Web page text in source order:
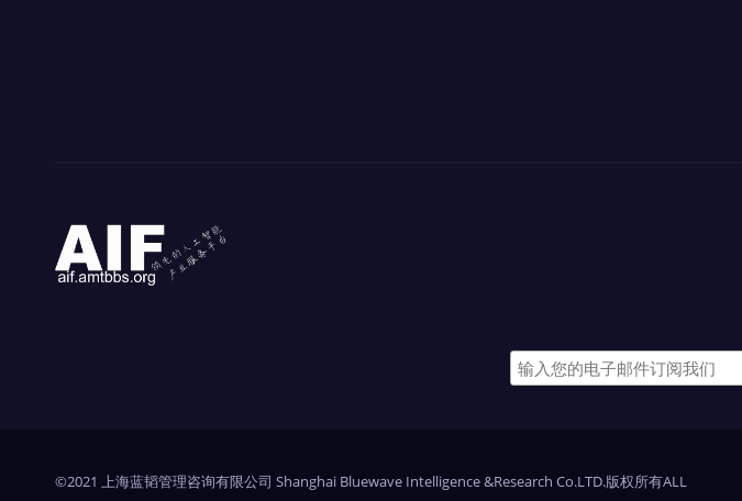
©2021 上海蓝韬管理咨询有限公司 Shanghai Bluewave Intelligence &Research Co.LTD.版权所有ALL